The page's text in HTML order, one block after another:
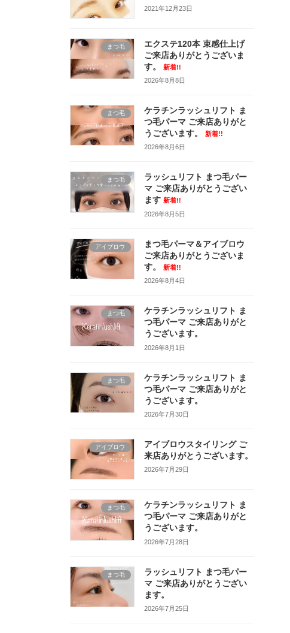
2021年12月23日
まつ毛
エクステ120本 束感仕上げ
ご来店ありがとうございま
す。
新着!!
2026年8月8日
まつ毛
ケラチンラッシュリフト ま
つ毛パーマ ご来店ありがと
うございます。
新着!!
2026年8月6日
まつ毛
ラッシュリフト まつ毛パー
マ ご来店ありがとうござい
ます 新着!!
2026年8月5日
アイブロウ
まつ毛パーマ＆アイブロウ
ご来店ありがとうございま
す。
新着!!
2026年8月4日
まつ毛
ケラチンラッシュリフト ま
つ毛パーマ ご来店ありがと
うございます。
2026年8月1日
まつ毛
ケラチンラッシュリフト ま
つ毛パーマ ご来店ありがと
うございます。
2026年7月30日
アイブロウ
アイブロウスタイリング ご
来店ありがとうございます。
2026年7月29日
まつ毛
ケラチンラッシュリフト ま
つ毛パーマ ご来店ありがと
うございます。
2026年7月28日
まつ毛
ラッシュリフト まつ毛パー
マ ご来店ありがとうござい
ます。
2026年7月25日